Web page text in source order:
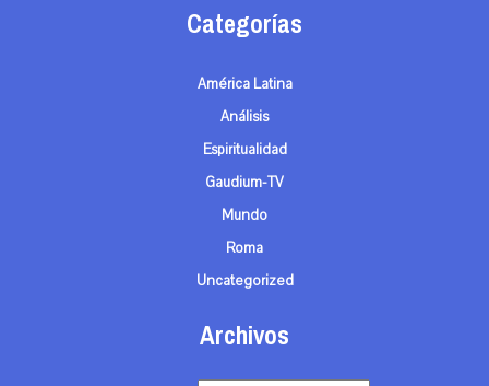
Categorías
América Latina
Análisis
Espiritualidad
Gaudium-TV
Mundo
Roma
Uncategorized
Archivos